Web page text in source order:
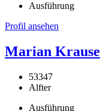
Ausführung
Profil ansehen
Marian Krause
53347
Alfter
Ausführung